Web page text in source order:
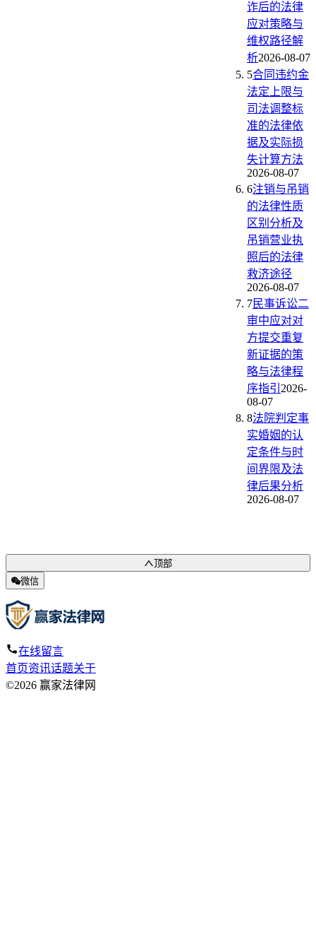
诈后的法律
应对策略与
维权路径解
析2026-08-07
5合同违约金
法定上限与
司法调整标
准的法律依
据及实际损
失计算方法
2026-08-07
6注销与吊销
的法律性质
区别分析及
吊销营业执
照后的法律
救济途径
2026-08-07
7民事诉讼二
审中应对对
方提交重复
新证据的策
略与法律程
序指引 2026-
08-07
8法院判定事
实婚姻的认
定条件与时
间界限及法
律后果分析
2026-08-07
顶部
微信
在线留言
首页资讯话题关于
©2026 赢家法律网